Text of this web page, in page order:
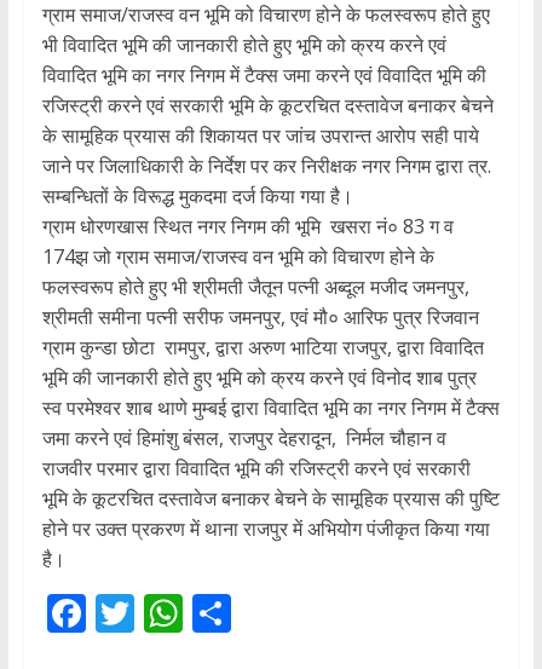
ग्राम समाज/राजस्व वन भूमि को विचारण होने के फलस्वरूप होते हुए
भी विवादित भूमि की जानकारी होते हुए भूमि को क्रय करने एवं
विवादित भूमि का नगर निगम में टैक्स जमा करने एवं विवादित भूमि की
रजिस्ट्री करने एवं सरकारी भूमि के कूटरचित दस्तावेज बनाकर बेचने
के सामूहिक प्रयास की शिकायत पर जांच उपरान्त आरोप सही पाये
जाने पर जिलाधिकारी के निर्देश पर कर निरीक्षक नगर निगम द्वारा त्र.
सम्बन्धितों के विरूद्ध मुकदमा दर्ज किया गया है।
ग्राम धोरणखास स्थित नगर निगम की भूमि खसरा नं० 83 ग व
174झ जो ग्राम समाज/राजस्व वन भूमि को विचारण होने के
फलस्वरूप होते हुए भी श्रीमती जैतून पत्नी अब्दूल मजीद जमनपुर,
श्रीमती समीना पत्नी सरीफ जमनपुर, एवं मौ० आरिफ पुत्र रिजवान
ग्राम कुन्डा छोटा रामपुर, द्वारा अरुण भाटिया राजपुर, द्वारा विवादित
भूमि की जानकारी होते हुए भूमि को क्रय करने एवं विनोद शाब पुत्र
स्व परमेश्वर शाब थाणे मुम्बई द्वारा विवादित भूमि का नगर निगम में टैक्स
जमा करने एवं हिमांशु बंसल, राजपुर देहरादून, निर्मल चौहान व
राजवीर परमार द्वारा विवादित भूमि की रजिस्ट्री करने एवं सरकारी
भूमि के कूटरचित दस्तावेज बनाकर बेचने के सामूहिक प्रयास की पुष्टि
होने पर उक्त प्रकरण में थाना राजपुर में अभियोग पंजीकृत किया गया
है।
F T W S